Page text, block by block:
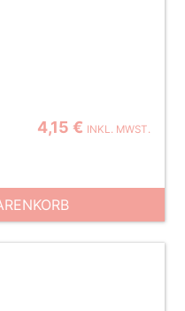
4,15 € INKL. MWST.